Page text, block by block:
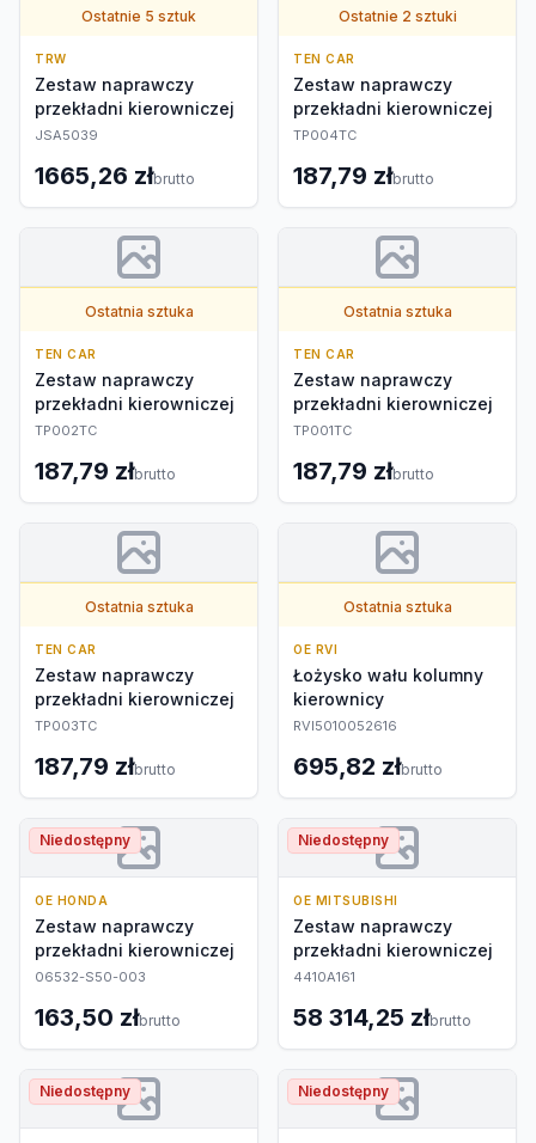
Ostatnie 5 sztuk
TRW
Zestaw naprawczy
przekładni kierowniczej
JSA5039
1665,26 złbrutto
Ostatnie 2 sztuki
TEN CAR
Zestaw naprawczy
przekładni kierowniczej
TP004TC
187,79 złbrutto
Ostatnia sztuka
TEN CAR
Zestaw naprawczy
przekładni kierowniczej
TP002TC
187,79 złbrutto
Ostatnia sztuka
TEN CAR
Zestaw naprawczy
przekładni kierowniczej
TP001TC
187,79 złbrutto
Ostatnia sztuka
TEN CAR
Zestaw naprawczy
przekładni kierowniczej
TP003TC
187,79 złbrutto
Ostatnia sztuka
OE RVI
Łożysko wału kolumny
kierownicy
RVI5010052616
695,82 złbrutto
Niedostępny
OE HONDA
Zestaw naprawczy
przekładni kierowniczej
06532-S50-003
163,50 złbrutto
Niedostępny
OE MITSUBISHI
Zestaw naprawczy
przekładni kierowniczej
4410A161
58 314,25 złbrutto
Niedostępny Niedostępny